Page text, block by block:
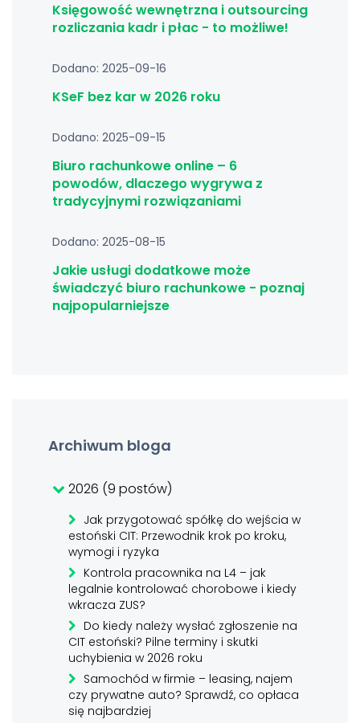
Księgowość wewnętrzna i outsourcing
rozliczania kadr i płac - to możliwe!
Dodano: 2025-09-16
KSeF bez kar w 2026 roku
Dodano: 2025-09-15
Biuro rachunkowe online – 6
powodów, dlaczego wygrywa z
tradycyjnymi rozwiązaniami
Dodano: 2025-08-15
Jakie usługi dodatkowe może
świadczyć biuro rachunkowe - poznaj
najpopularniejsze
Archiwum bloga
2026 (9 postów)
Jak przygotować spółkę do wejścia w
estoński CIT: Przewodnik krok po kroku,
wymogi i ryzyka
Kontrola pracownika na L4 – jak
legalnie kontrolować chorobowe i kiedy
wkracza ZUS?
Do kiedy należy wysłać zgłoszenie na
CIT estoński? Pilne terminy i skutki
uchybienia w 2026 roku
Samochód w firmie – leasing, najem
czy prywatne auto? Sprawdź, co opłaca
się najbardziej